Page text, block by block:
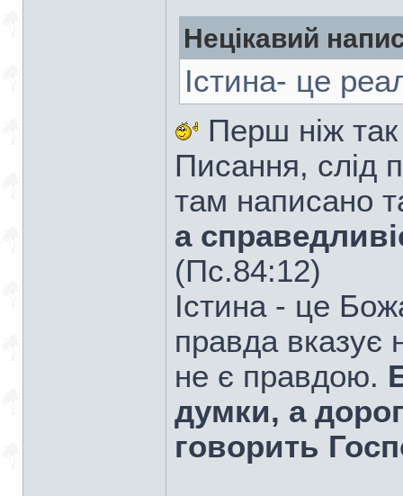
Нецікавий
Істина- це
Перш ніж
Писання, слід
там написано
а
(Пс.84:12)
Істина - це
правда вказує
не є правдою.
думки, а
говорить